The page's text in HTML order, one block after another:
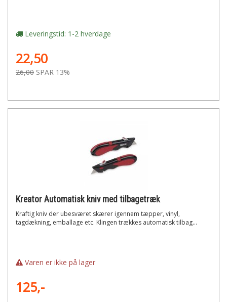
Leveringstid: 1-2 hverdage
22,50
26,00 SPAR 13%
Kreator Automatisk kniv med tilbagetræk
Kraftig kniv der ubesværet skærer igennem tæpper, vinyl,
tagdækning, emballage etc. Klingen trækkes automatisk tilbag...
Varen er ikke på lager
125,-